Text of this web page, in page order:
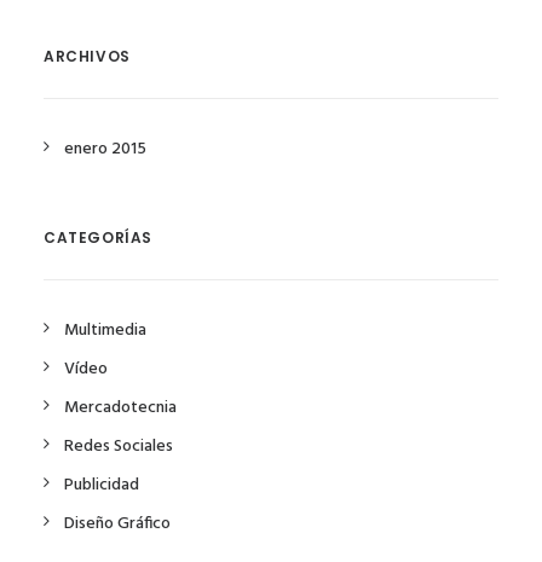
ARCHIVOS
enero 2015
CATEGORÍAS
Multimedia
Vídeo
Mercadotecnia
Redes Sociales
Publicidad
Diseño Gráfico